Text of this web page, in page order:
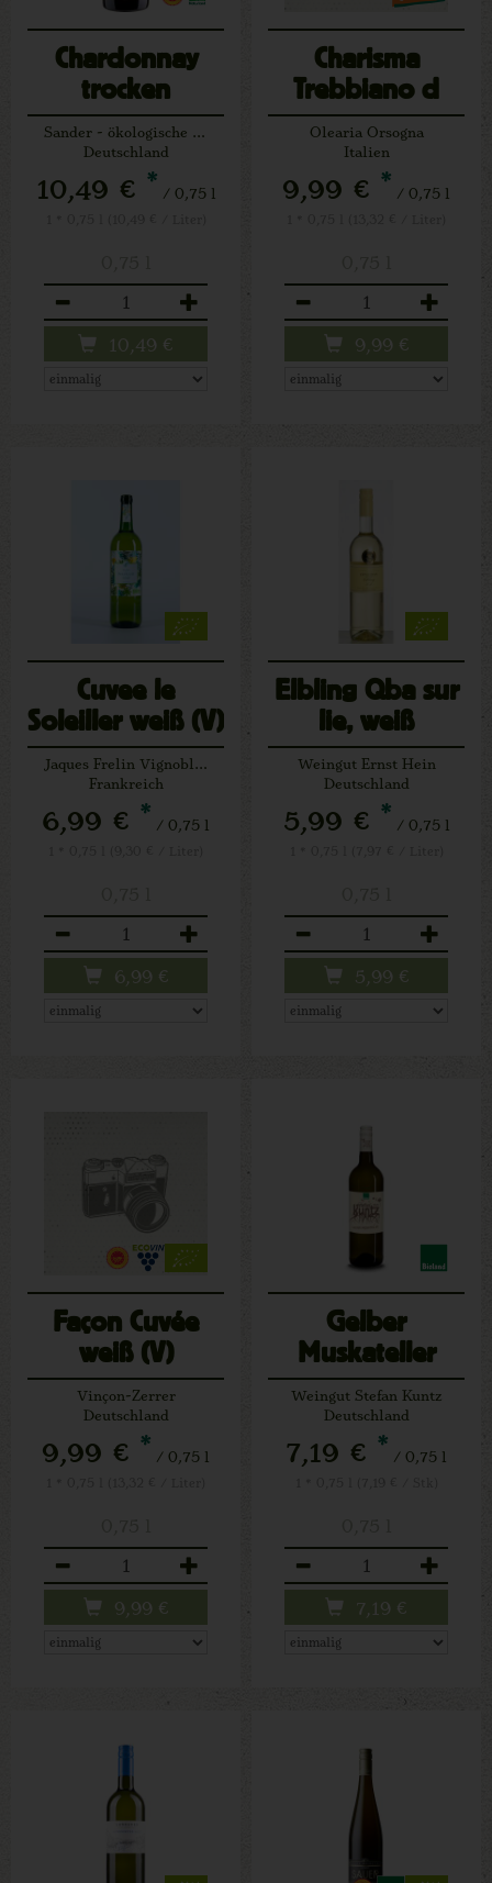
Chardonnay
trocken
MettenheimSander - ökologische Weine
Deutschland
10,49 € * / 0,75 l
10,49 €
Charisma
Trebbiano d
´Abruzzo weiß
Olearia Orsogna
Italien
9,99 € * / 0,75 l
9,99 €
Cuvee le
Soleiller weiß (V)
Jaques Frelin Vignobles
Frankreich
6,99 € * / 0,75 l
6,99 €
Elbling Qba sur
lie, weiß
Weingut Ernst Hein
Deutschland
5,99 € * / 0,75 l
5,99 €
Façon Cuvée
weiß (V)
Vinçon-Zerrer
Deutschland
9,99 € * / 0,75 l
9,99 €
Gelber
Muskateller
trocken
Weingut Stefan Kuntz
Deutschland
7,19 € * / 0,75 l
7,19 €